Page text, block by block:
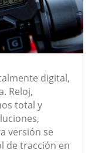
digital,
Reloj,
total y
versión se
de tracción en